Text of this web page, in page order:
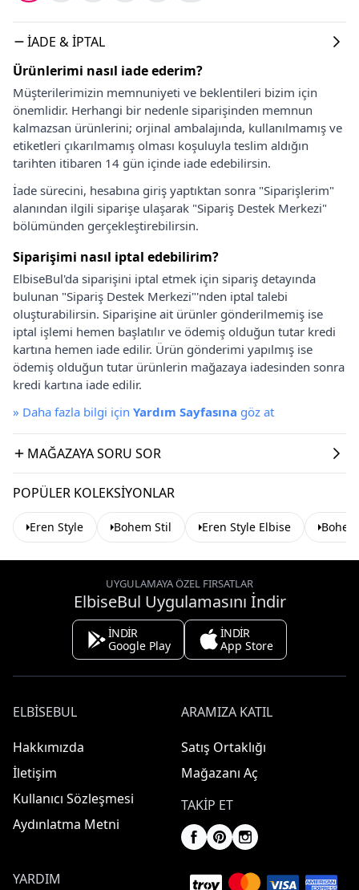
İADE & İPTAL
Ürünlerimi nasıl iade ederim?
Müşterilerimizin memnuniyeti ve beklentileri bizim için
önemlidir. Herhangi bir nedenle siparişinden memnun
kalmazsan ürünlerini; orjinal ambalajında, kullanılmamış ve
etiketleri çıkarılmamış olması koşuluyla teslim aldığın
tarihten itibaren 14 gün içinde iade edebilirsin.
İade sürecini, hesabına giriş yaptıktan sonra "Siparişlerim"
alanından ilgili siparişe ulaşarak "Sipariş Destek Merkezi"
bölümünden gerçekleştirebilirsin.
Siparişimi nasıl iptal edebilirim?
ElbiseBul'da siparişini iptal etmek için sipariş detayında
bulunan "Sipariş Destek Merkezi"'nden iptal talebi
oluşturabilirsin. Siparişine ait ürünler gönderilmemiş ise
iptal işlemi hemen başlatılır ve ödemiş olduğun tutar kredi
kartına hemen iade edilir. Ürün gönderimi yapılmış ise
ödemiş olduğun tutar ürünlerin mağazaya iadesinden sonra
kredi kartına iade edilir.
» Daha fazla bilgi için Yardım Sayfasına göz at
MAĞAZAYA SORU SOR
POPÜLER KOLEKSIYONLAR
Eren Style Bohem Stil Eren Style Elbise
UYGULAMAYA ÖZEL FIRSATLAR
ElbiseBul Uygulamasını İndir
İNDİR
Google Play
İNDİR
App Store
ELBISEBUL
Hakkımızda
İletişim
Kullanıcı Sözleşmesi
Aydınlatma Metni
ARAMIZA KATIL
Satış Ortaklığı
Mağazanı Aç
TAKIP ET
YARDIM